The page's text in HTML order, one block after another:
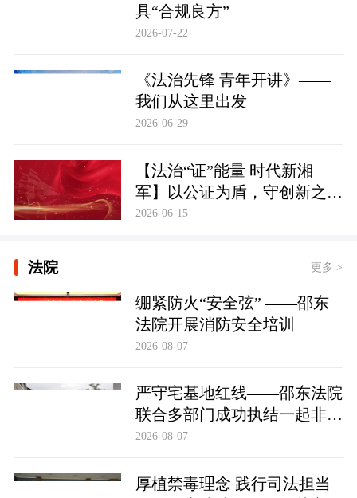
具“合规良方”
2026-07-22
《法治先锋 青年开讲》——
我们从这里出发
2026-06-29
【法治“证”能量 时代新湘
军】以公证为盾，守创新之魂
湖南青年公证人为知识产权保
2026-06-15
法院 更多 >
绷紧防火“安全弦” ——邵东
法院开展消防安全培训
2026-08-07
严守宅基地红线——邵东法院
联合多部门成功执结一起非法
占用宅基地行政处罚案
2026-08-07
厚植禁毒理念 践行司法担当